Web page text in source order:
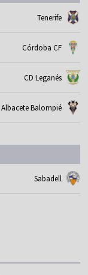
Tenerife
Córdoba CF
CD Leganés
Albacete Balompié
Sabadell